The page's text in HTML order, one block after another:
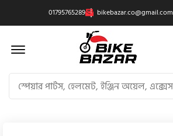
01795765289 bikebazar.co@gmail.com
Offcanvas Menu Open